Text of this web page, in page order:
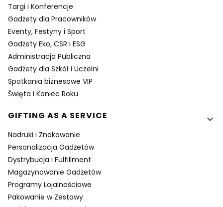
Targi i Konferencje
Gadżety dla Pracowników
Eventy, Festyny i Sport
Gadżety Eko, CSR i ESG
Administracja Publiczna
Gadżety dla Szkół i Uczelni
Spotkania biznesowe VIP
Święta i Koniec Roku
GIFTING AS A SERVICE
Nadruki i Znakowanie
Personalizacja Gadżetów
Dystrybucja i Fulfillment
Magazynowanie Gadżetów
Programy Lojalnościowe
Pakowanie w Zestawy